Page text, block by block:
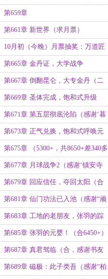
工程师（两章合一，6100+）
第659章
第661章 新世界（求月票）
10月初（今晚）月票抽奖：万道匠
宗法骸，定制行李箱
第665章 金丹证，大学战争
第667章 倒翻昆仑，大专金丹（二
合一，6500+）
第669章 圣体完成，饱和式升级
（两章合一，6600+）
第671章 第五层彻底沦陷（感谢‘暮
冬晨曦’打赏的盟主）
第673章 正气兑换，饱和式呼唤元
婴（9400+三合一）
第675章 （5300+，共8650+差340多
字到3章）
第677章 月球战争2（感谢‘镇安寺
铁牛’打赏盟主）
第679章 回应信任，夺回太阳（合
7600+）
第681章 仙门功法已入池（感谢“顽
猴捞月”打赏盟主）
第683章 工地的老朋友，张羽的踪
迹
第685章 张羽的元婴！（合6450+）
第687章 真君驾临（合，感谢书友
20220510150647963）
第689章 磁极：此子类吾（感谢“柏